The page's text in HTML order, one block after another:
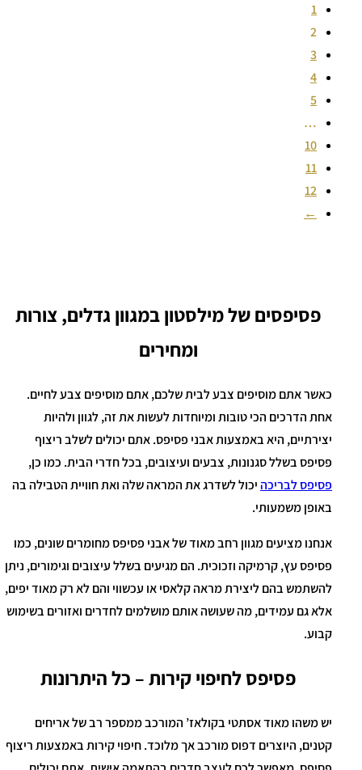
1
2
3
4
5
…
10
11
12
←
פסיפסים של מילסטון במגוון גדלים, צורות
ומחירים
כאשר אתם מוסיפים צבע לבית שלכם, אתם מוסיפים צבע לחיים.
אחת הדרכים הכי טובות ומיוחדות לעשות את זה, לגוון ולהיות
יצירתיים, היא באמצעות אבני פסיפס. אתם יכולים לשלב ריצוף
פסיפס בשלל סגנונות, צבעים ועיצובים, בכל חדרי הבית. כמו כן,
פסיפס לבריכהיכול לשדרג את המראה שלה ואת חוויית הטבילה בה
באופן משמעותי.
אנחנו מציעים מגוון רחב מאוד של אבני פסיפס מחומרים שונים, כמו
פסיפס עץ, קרמיקה וזכוכית. הם מגיעים בשלל עיצובים וגימורים, ניתן
להשתמש בהם ליצירת מראה קלאסי או עכשווי והם לא רק מאוד יפים,
אלא גם עמידים, מה שעושה אותם מושלמים לחדרים ואזורים בשימוש
קבוע.
פסיפס לחיפוי קירות – כל היתרונות
יש משהו מאוד אסתטי בקולאז’ המורכב ממספר רב של אריחים
קטנים, היוצרים דפוס מורכב אך מלוכד. חיפוי קירות באמצעות ריצוף